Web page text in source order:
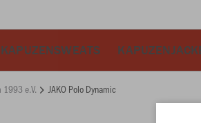
KAPUZENSWEATS
1993 e.V. JAKO Polo Dynamic